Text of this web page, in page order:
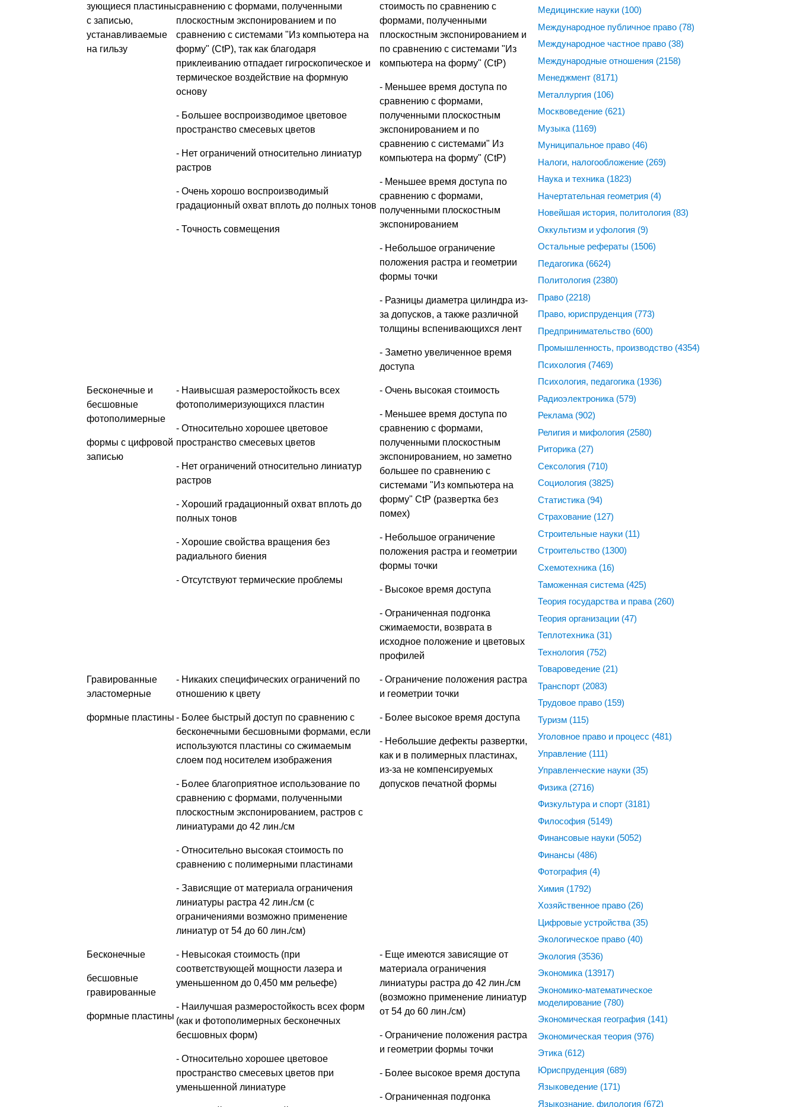
зующиеся пластины
с записью,
устанавливаемые
на гильзу
сравнению с формами, полученными
плоскостным экспонированием и по
сравнению с системами "Из компьютера на
форму" (CtP), так как благодаря
приклеиванию отпадает гигроскопическое и
термическое воздействие на формную
основу
- Большее воспроизводимое цветовое
пространство смесевых цветов
- Нет ограничений относительно линиатур
растров
- Очень хорошо воспроизводимый
градационный охват вплоть до полных тонов
- Точность совмещения
стоимость по сравнению с
формами, полученными
плоскостным экспонированием и
по сравнению с системами "Из
компьютера на форму" (CtP)
- Меньшее время доступа по
сравнению с формами,
полученными плоскостным
экспонированием и по
сравнению с системами" Из
компьютера на форму" (CtP)
- Меньшее время доступа по
сравнению с формами,
полученными плоскостным
экспонированием
- Небольшое ограничение
положения растра и геометрии
формы точки
- Разницы диаметра цилиндра из-
за допусков, а также различной
толщины вспенивающихся лент
- Заметно увеличенное время
доступа
Бесконечные и
бесшовные
фотополимерные
формы с цифровой
записью
- Наивысшая размеростойкость всех
фотополимеризующихся пластин
- Относительно хорошее цветовое
пространство смесевых цветов
- Нет ограничений относительно линиатур
растров
- Хороший градационный охват вплоть до
полных тонов
- Хорошие свойства вращения без
радиального биения
- Отсутствуют термические проблемы
- Очень высокая стоимость
- Меньшее время доступа по
сравнению с формами,
полученными плоскостным
экспонированием, но заметно
большее по сравнению с
системами "Из компьютера на
форму" CtP (развертка без
помех)
- Небольшое ограничение
положения растра и геометрии
формы точки
- Высокое время доступа
- Ограниченная подгонка
сжимаемости, возврата в
исходное положение и цветовых
профилей
Гравированные
эластомерные
формные пластины
- Никаких специфических ограничений по
отношению к цвету
- Более быстрый доступ по сравнению с
бесконечными бесшовными формами, если
используются пластины со сжимаемым
слоем под носителем изображения
- Более благоприятное использование по
сравнению с формами, полученными
плоскостным экспонированием, растров с
линиатурами до 42 лин./см
- Относительно высокая стоимость по
сравнению с полимерными пластинами
- Зависящие от материала ограничения
линиатуры растра 42 лин./см (с
ограничениями возможно применение
линиатур от 54 до 60 лин./см)
- Ограничение положения растра
и геометрии точки
- Более высокое время доступа
- Небольшие дефекты развертки,
как и в полимерных пластинах,
из-за не компенсируемых
допусков печатной формы
Бесконечные
бесшовные
гравированные
формные пластины
- Невысокая стоимость (при
соответствующей мощности лазера и
уменьшенном до 0,450 мм рельефе)
- Наилучшая размеростойкость всех форм
(как и фотополимерных бесконечных
бесшовных форм)
- Относительно хорошее цветовое
пространство смесевых цветов при
уменьшенной линиатуре
- Еще имеются зависящие от
материала ограничения
линиатуры растра до 42 лин./см
(возможно применение линиатур
от 54 до 60 лин./см)
- Ограничение положения растра
и геометрии формы точки
- Более высокое время доступа
- Ограниченная подгонка
Медицинские науки (100)
Международное публичное право (78)
Международное частное право (38)
Международные отношения (2158)
Менеджмент (8171)
Металлургия (106)
Москвоведение (621)
Музыка (1169)
Муниципальное право (46)
Налоги, налогообложение (269)
Наука и техника (1823)
Начертательная геометрия (4)
Новейшая история, политология (83)
Оккультизм и уфология (9)
Остальные рефераты (1506)
Педагогика (6624)
Политология (2380)
Право (2218)
Право, юриспруденция (773)
Предпринимательство (600)
Промышленность, производство (4354)
Психология (7469)
Психология, педагогика (1936)
Радиоэлектроника (579)
Реклама (902)
Религия и мифология (2580)
Риторика (27)
Сексология (710)
Социология (3825)
Статистика (94)
Страхование (127)
Строительные науки (11)
Строительство (1300)
Схемотехника (16)
Таможенная система (425)
Теория государства и права (260)
Теория организации (47)
Теплотехника (31)
Технология (752)
Товароведение (21)
Транспорт (2083)
Трудовое право (159)
Туризм (115)
Уголовное право и процесс (481)
Управление (111)
Управленческие науки (35)
Физика (2716)
Физкультура и спорт (3181)
Философия (5149)
Финансовые науки (5052)
Финансы (486)
Фотография (4)
Химия (1792)
Хозяйственное право (26)
Цифровые устройства (35)
Экологическое право (40)
Экология (3536)
Экономика (13917)
Экономико-математическое
моделирование (780)
Экономическая география (141)
Экономическая теория (976)
Этика (612)
Юриспруденция (689)
Языковедение (171)
Языкознание, филология (672)